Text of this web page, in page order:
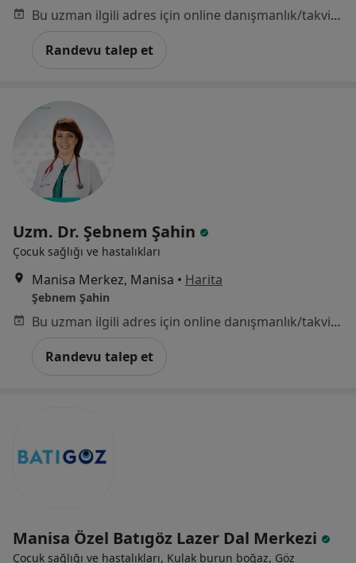
Bu uzman ilgili adres için online danışmanlık/takvim sunmuyor.
Randevu talep et
Uzm. Dr. Şebnem Şahin
Çocuk sağlığı ve hastalıkları
Manisa Merkez, Manisa • Harita
Şebnem Şahin
Bu uzman ilgili adres için online danışmanlık/takvim sunmuyor.
Randevu talep et
Manisa Özel Batıgöz Lazer Dal Merkezi
Çocuk sağlığı ve hastalıkları, Kulak burun boğaz, Göz